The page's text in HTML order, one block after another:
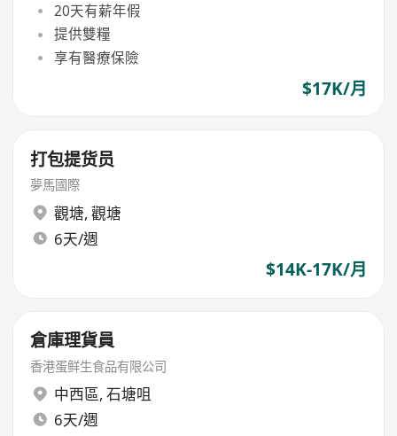
20天有薪年假
提供雙糧
享有醫療保險
$17K/月
打包提货员
夢馬國際
觀塘, 觀塘
6天/週
$14K-17K/月
倉庫理貨員
香港蛋鲜生食品有限公司
中西區, 石塘咀
6天/週